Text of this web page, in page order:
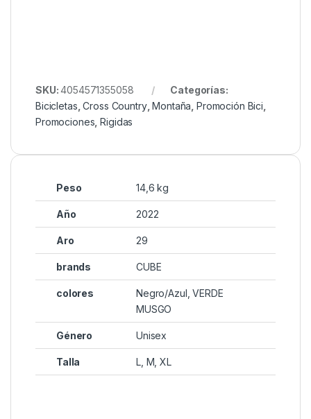
SKU:4054571355058
Categorías:
Bicicletas ,Cross Country,Montaña ,Promoción Bici
Promociones ,Rigidas
Peso 14,6 kg
Año 2022
Aro 29
brands CUBE
colores
Negro/Azul, VERDE
MUSGO
Género Unisex
Talla L, M, XL